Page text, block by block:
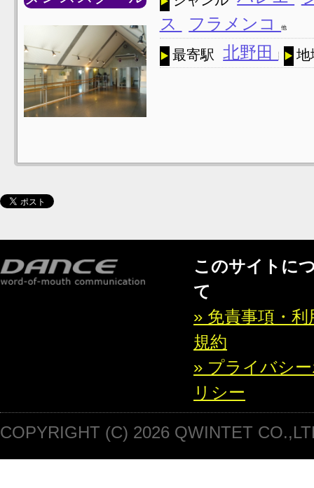
ス
フラメンコ他
最寄駅 北野田 地
このサイトに
て
» 免責事項・利
規約
» プライバシ
リシー
COPYRIGHT (C) 2026 QWINTET